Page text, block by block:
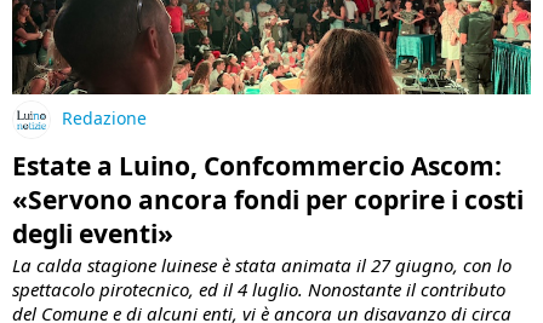
Redazione
Estate a Luino, Confcommercio Ascom:
«Servono ancora fondi per coprire i costi
degli eventi»
La calda stagione luinese è stata animata il 27 giugno, con lo
spettacolo pirotecnico, ed il 4 luglio. Nonostante il contributo
del Comune e di alcuni enti, vi è ancora un disavanzo di circa